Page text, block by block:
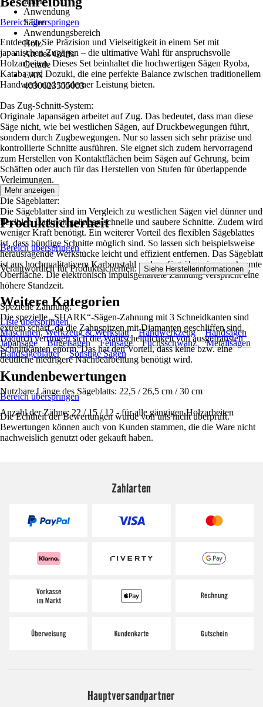
Anwendung
Sägen
Anwendungsbereich
Holz
Art des Griffs
Gerade
EAN
4030623555003
Bereich überspringen
Entdecken Sie Präzision und Vielseitigkeit in einem Set mit
japanischen Zugägen – die ultimative Wahl für anspruchsvolle
Holzarbeiten. Dieses Set beinhaltet die hochwertigen Sägen Ryoba,
Kataba und Dozuki, die eine perfekte Balance zwischen traditionellem
Handwerk und moderner Leistung bieten.
Das Zug-Schnitt-System:
Originale Japansägen arbeitet auf Zug. Das bedeutet, dass man diese
Säge nicht, wie bei westlichen Sägen, auf Druckbewegungen führt,
sondern durch Zugbewegungen. Nur so lassen sich sehr präzise und
kontrollierte Schnitte ausführen. Sie eignet sich zudem hervorragend
zum Herstellen von Kontaktflächen beim Sägen auf Gehrung, beim
Schäften oder auch für das Herstellen von Stufen für überlappende
Verleimungen.
Die Sägeblatter:
Die Sägeblatter sind im Vergleich zu westlichen Sägen viel dünner und
flexibler. Dadurch gelingen schnelle und saubere Schnitte. Zudem wird
weniger Kraft benötigt. Ein weiterer Vorteil des flexiblen Sägeblattes
ist, dass bündige Schnitte möglich sind. So lassen sich beispielsweise
herausragende Werkstücke leicht und effizient entfernen. Das Sägeblatt
ist aus hochqualitativem Karbonstahl und verfügt über eine verchromte
Oberfläche. Die elektronisch impulsgehärtete Zahnung verspricht eine
höhere Standzeit.
Spezielle Zahnung:
Die spezielle „SHARK“-Sägen-Zahnung mit 3 Schneidkanten sind
extrem scharf, da die Zahnspitzen mit Diamanten geschliffen sind.
Dadurch verringert sich die Wahrscheinlichkeit von ausgefransten
Schnittkanten enorm. Das hat den Vorteil, dass keine bzw. eine
deutliche niedrigere Nachbearbeitung benötigt wird.
Nutzbare Länge des Sägeblatts: 22,5 / 26,5 cm / 30 cm
Anzahl der Zähne: 22 / 15 / 12 - für alle gängigen Holzarbeiten
Mehr anzeigen
Produktsicherheit
Bereich überspringen
Verantwortlich für Produktsicherheit: Siehe Herstellerinformationen .
Weitere Kategorien
Liste überspringen
Maschinen, Werkzeug & Werkstatt
Handwerkzeug
Handsägen
Japansäge
Bügelsägen Feinsäge Fuchsschwanz
Metallsägen
Handsägeblätter
Sonstige Sägen
Kundenbewertungen
Bereich überspringen
Die Echtheit der Bewertungen wurde von uns nicht überprüft.
Bewertungen können auch von Kunden stammen, die die Ware nicht
nachweislich genutzt oder gekauft haben.
Zahlarten
Hauptversandpartner